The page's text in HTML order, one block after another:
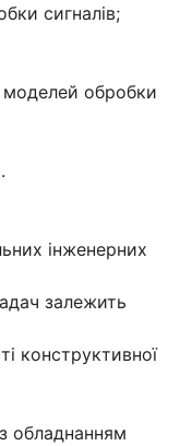
сигналів;
обробки
інженерних
залежить
конструктивної
обладнанням